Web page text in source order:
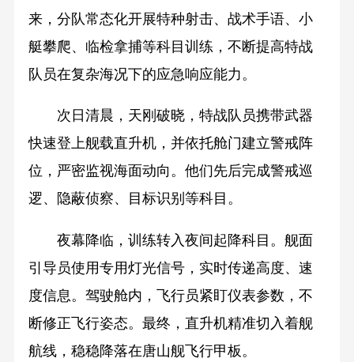
来，分队常态化开展特种射击、战术手语、小
艇攀爬、临检拿捕等科目训练，不断提高特战
队员在复杂海况下的应急响应能力。
次日清晨，天刚破晓，特战队员携带武器
快速登上舰载直升机，并依托舱门建立警戒阵
位，严密监视海面动向。他们先后完成警戒巡
逻、隐蔽侦察、目标识别等科目。
夜幕降临，训练转入夜间起降科目。舰面
引导员使用专用灯光信号，实时传递高度、速
度信息。驾驶舱内，飞行员紧盯仪表参数，不
断修正飞行姿态。最终，直升机精准切入着舰
航线，稳稳降落在唐山舰飞行甲板。